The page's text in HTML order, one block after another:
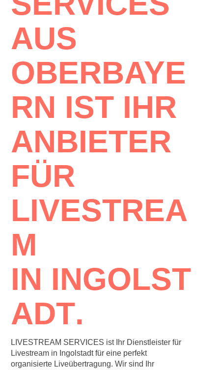
AUS
OBERBAYE
RN IST IHR
ANBIETER
FÜR
LIVESTREA
M
IN INGOLST
ADT.
LIVESTREAM SERVICES ist Ihr Dienstleister für
Livestream in Ingolstadt für eine perfekt
organisierte Liveübertragung. Wir sind Ihr